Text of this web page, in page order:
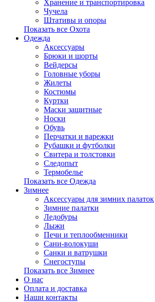
Хранение и транспортировка
Чучела
Штативы и опоры
Показать все Охота
Одежда
Аксессуары
Брюки и шорты
Вейдерсы
Головные уборы
Жилеты
Костюмы
Куртки
Маски защитные
Носки
Обувь
Перчатки и варежки
Рубашки и футболки
Свитера и толстовки
Следопыт
Термобелье
Показать все Одежда
Зимнее
Аксессуары для зимних палаток
Зимние палатки
Ледобуры
Лыжи
Печи и теплообменники
Сани-волокуши
Санки и ватрушки
Снегоступы
Показать все Зимнее
О нас
Оплата и доставка
Наши контакты